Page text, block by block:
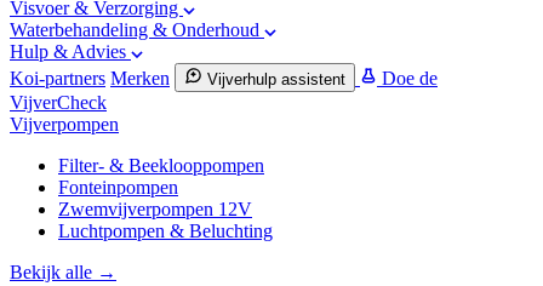
Visvoer & Verzorging
Waterbehandeling & Onderhoud
Hulp & Advies
Koi-partners Merken Vijverhulp assistent
Doe de
VijverCheck
Vijverpompen
Filter- & Beeklooppompen
Fonteinpompen
Zwemvijverpompen 12V
Luchtpompen & Beluchting
Bekijk alle →